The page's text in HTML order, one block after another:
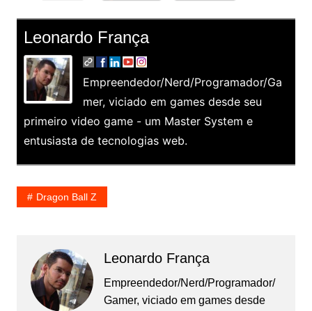
Leonardo França
Empreendedor/Nerd/Programador/Ga
mer, viciado em games desde seu
primeiro video game - um Master System e
entusiasta de tecnologias web.
Dragon Ball Z
Leonardo França
Empreendedor/Nerd/Programador/
Gamer, viciado em games desde